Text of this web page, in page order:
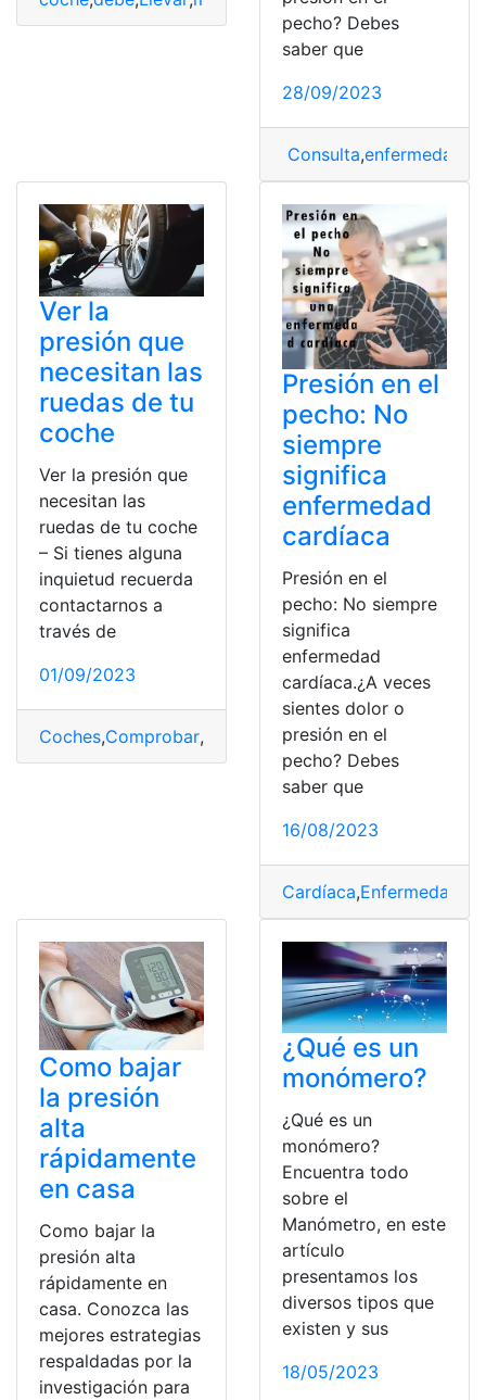
pecho? Debes
saber que
28/09/2023
Consulta,enfermedad
Ver la
presión que
necesitan las
ruedas de tu
coche
Ver la presión que
necesitan las
ruedas de tu coche
– Si tienes alguna
inquietud recuerda
contactarnos a
través de
01/09/2023
Coches,Comprobar, ,Internet,Presión
Presión en el
pecho: No
siempre
significa
enfermedad
cardíaca
Presión en el
pecho: No siempre
significa
enfermedad
cardíaca.¿A veces
sientes dolor o
presión en el
pecho? Debes
saber que
16/08/2023
Cardíaca,Enfermedades
Como bajar
la presión
alta
rápidamente
en casa
Como bajar la
presión alta
rápidamente en
casa. Conozca las
mejores estrategias
respaldadas por la
investigación para
¿Qué es un
monómero?
¿Qué es un
monómero?
Encuentra todo
sobre el
Manómetro, en este
artículo
presentamos los
diversos tipos que
existen y sus
18/05/2023